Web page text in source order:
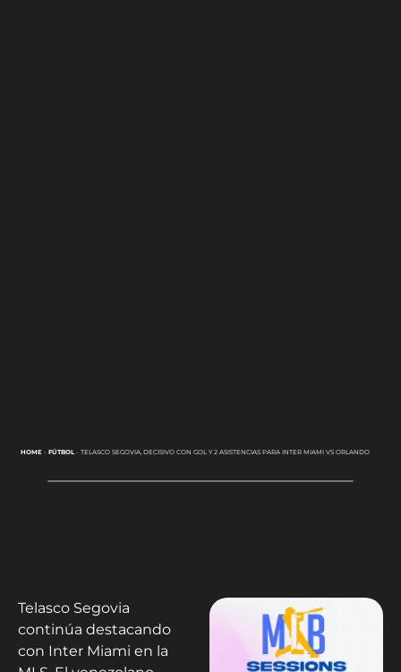
HOME- FÚTBOL- TELASCO SEGOVIA, DECISIVO CON GOL Y 2 ASISTENCIAS PARA INTER MIAMI VS ORLANDO
Telasco Segovia
continúa destacando
con Inter Miami en la